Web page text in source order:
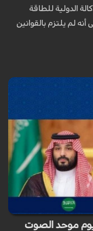
الدولية للطاقة
أنه لم يلتزم بالقوانين
موحد الصوت